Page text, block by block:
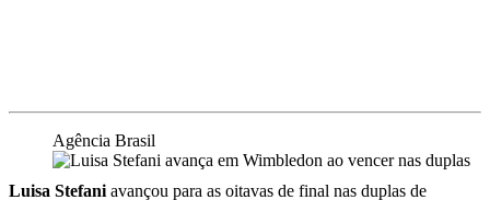
Agência Brasil
Luisa Stefani avançou para as oitavas de final nas duplas de